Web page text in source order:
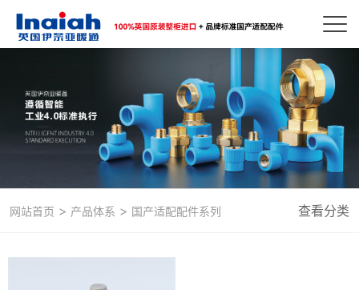
网站首页 > 产品体系 > 国产适配配件系列 查看分类